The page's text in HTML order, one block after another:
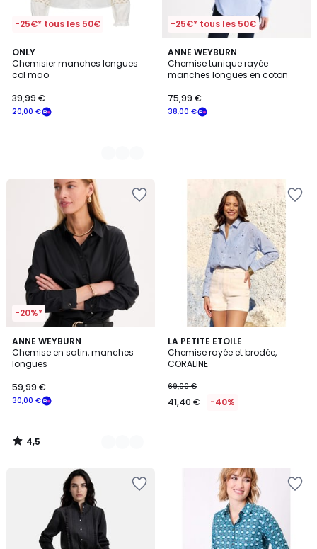
-25€* tous les 50€
ONLY
Chemisier manches longues
col mao
20,00 €
39,99 €
2
Couleurs
-25€* tous les 50€
ANNE WEYBURN
Chemise tunique rayée
manches longues en coton
38,00 €
75,99 €
-20%*
ANNE WEYBURN
Chemise en satin, manches
longues
30,00 €
59,99 €
4,5
/ 5
2
Couleurs
4,5
/
LA PETITE ETOILE
Chemise rayée et brodée,
CORALINE
69,00 €
41,40 € -40%